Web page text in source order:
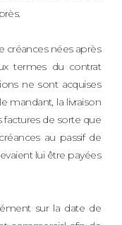
créances nées après
termes du contrat
ne sont acquises
mandant, la livraison
factures de sorte que
au passif de
lui être payées
sur la date de